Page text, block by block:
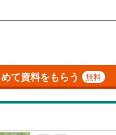
て資料をもらう 無料
島根
佐賀
市(1)
速線（東西線） ( 12)
ン対応
ライン対応とは？